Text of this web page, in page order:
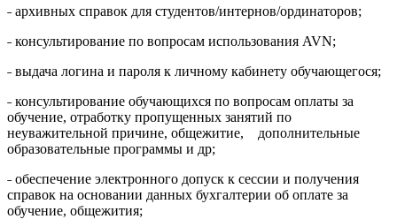
˗ архивных справок для студентов/интернов/ординаторов;
˗ консультирование по вопросам использования AVN;
˗ выдача логина и пароля к личному кабинету обучающегося;
˗ консультирование обучающихся по вопросам оплаты за
обучение, отработку пропущенных занятий по
неуважительной причине, общежитие, дополнительные
образовательные программы и др;
˗ обеспечение электронного допуск к сессии и получения
справок на основании данных бухгалтерии об оплате за
обучение, общежития;